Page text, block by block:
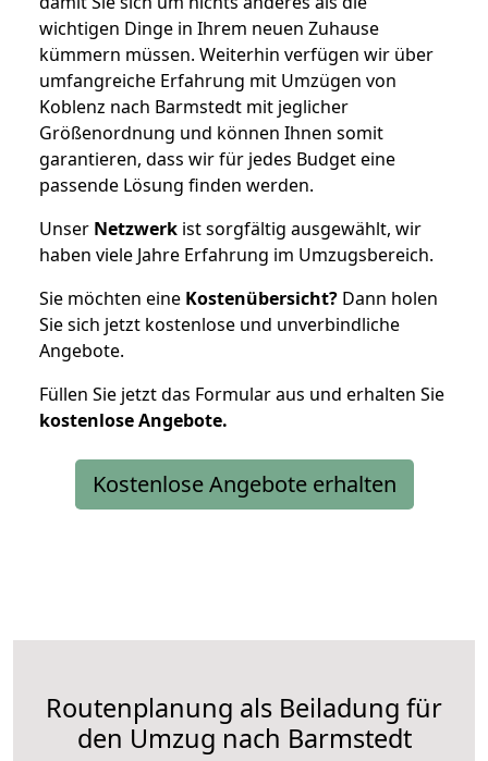
wichtigen Dinge in Ihrem neuen Zuhause
kümmern müssen. Weiterhin verfügen wir über
umfangreiche Erfahrung mit Umzügen von
Koblenz nach Barmstedt mit jeglicher
Größenordnung und können Ihnen somit
garantieren, dass wir für jedes Budget eine
passende Lösung finden werden.
Unser Netzwerk ist sorgfältig ausgewählt, wir
haben viele Jahre Erfahrung im Umzugsbereich.
Sie möchten eine Kostenübersicht? Dann holen
Sie sich jetzt kostenlose und unverbindliche
Angebote.
Füllen Sie jetzt das Formular aus und erhalten Sie
kostenloseAngebote.
Kostenlose Angebote erhalten
Routenplanung als Beiladung für
den Umzug nach Barmstedt